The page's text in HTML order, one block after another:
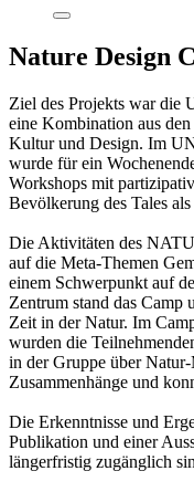
Nature Design
Ziel des Projekts war die
eine Kombination aus
Kultur und Design. Im
wurde für ein
Workshops mit
Bevölkerung des Tales
Die Aktivitäten des
auf die Meta-Themen
einem Schwerpunkt auf
Zentrum stand das Camp
Zeit in der Natur. Im
wurden die
in der Gruppe über
Zusammenhänge und
Die Erkenntnisse und
Publikation und einer
längerfristig zugänglich